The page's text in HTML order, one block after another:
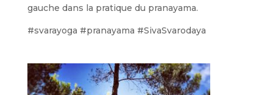
gauche dans la pratique du pranayama.
#svarayoga #pranayama #SivaSvarodaya